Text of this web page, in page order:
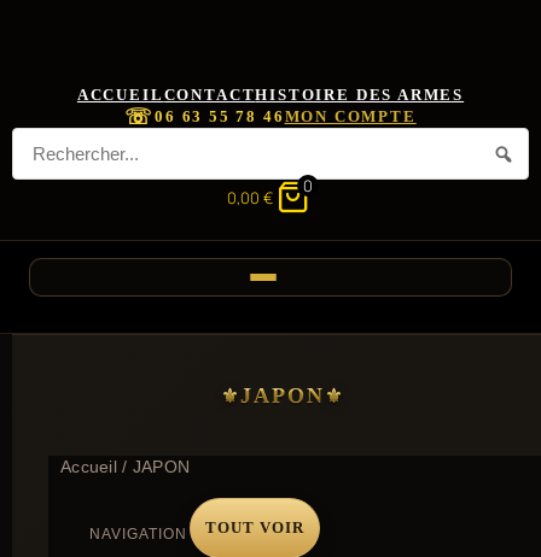
ACCUEIL CONTACTHISTOIRE DES ARMES
☏06 63 55 78 46 MON COMPTE
0,00 €
0
JAPON
Accueil/ JAPON
NAVIGATION TOUT VOIR